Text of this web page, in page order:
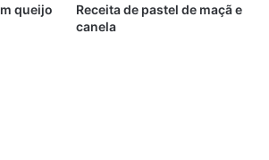
queijo
Receita de pastel de maçã e
canela